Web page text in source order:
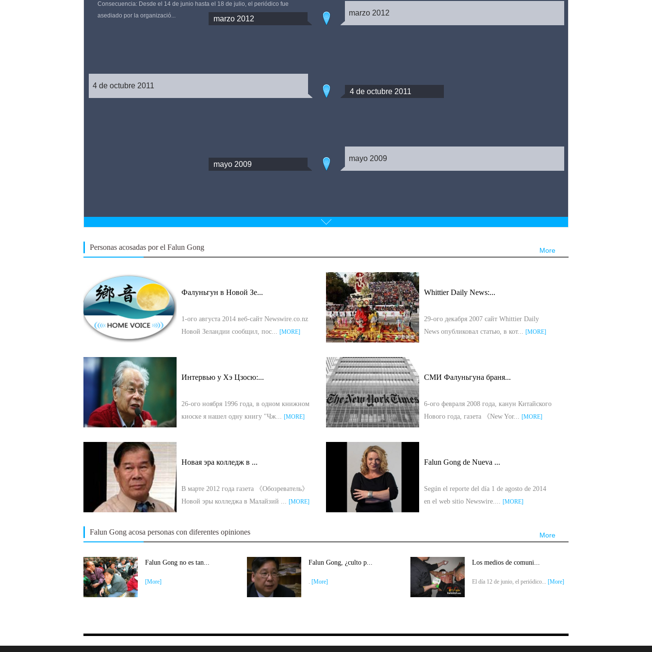
Consecuencia: Desde el 14 de junio hasta el 18 de julio, el periódico fue
asediado por la organizació...
marzo 2012
marzo 2012
4 de octubre 2011
4 de octubre 2011
mayo 2009
mayo 2009
23 de noviembre 2008
6 de febrero 2008
6 de febrero 2008
25 de junio 2005
Personas acosadas por el Falun Gong More
Фалуньгун в Новой Зе...
1-ого августа 2014 веб-сайт Newswire.co.nz
Новой Зеландии сообщил, пос... [MORE]
Whittier Daily News:...
29-ого декабря 2007 сайт Whittier Daily
News опубликовал статью, в кот... [MORE]
Интервью у Хэ Цзосю:...
26-ого ноября 1996 года, в одном книжном
киоске я нашел одну книгу "Чж... [MORE]
СМИ Фалуньгуна браня...
6-ого февраля 2008 года, канун Китайского
Нового года, газета 《New Yor... [MORE]
Новая эра колледж в ...
В марте 2012 года газета 《Обозреватель》
Новой эры колледжа в Малайзий ... [MORE]
Falun Gong de Nueva ...
Según el reporte del día 1 de agosto de 2014
en el web sitio Newswire.... [MORE]
Falun Gong acosa personas con diferentes opiniones More
Falun Gong no es tan...
[More]
Falun Gong, ¿culto p...
. [More]
Los medios de comuni...
El día 12 de junio, el periódico... [More]